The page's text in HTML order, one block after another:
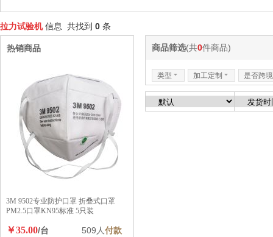
拉力试验机信息 共找到 0 条
商品筛选(共0件商品)
类型 6 加工定制 6 是否跨
热销商品
3M 9502专业防护口罩 折叠式口罩
PM2.5口罩KN95标准 5只装
￥35.00/台 509人付款